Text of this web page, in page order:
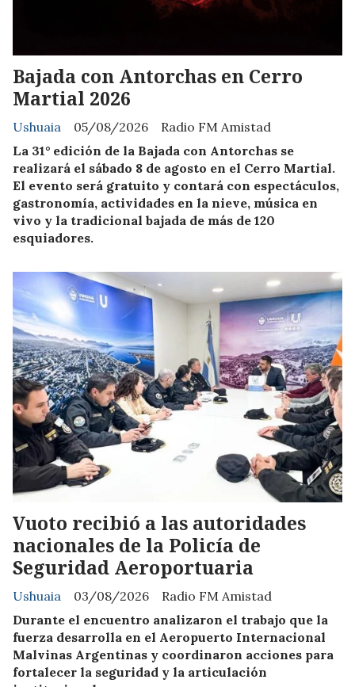
Bajada con Antorchas en Cerro
Martial 2026
Radio FM Amistad
Ushuaia
05/08/2026
La 31° edición de la Bajada con Antorchas se
realizará el sábado 8 de agosto en el Cerro Martial.
El evento será gratuito y contará con espectáculos,
gastronomía, actividades en la nieve, música en
vivo y la tradicional bajada de más de 120
esquiadores.
Vuoto recibió a las autoridades
nacionales de la Policía de
Seguridad Aeroportuaria
Radio FM Amistad
Ushuaia
03/08/2026
Durante el encuentro analizaron el trabajo que la
fuerza desarrolla en el Aeropuerto Internacional
Malvinas Argentinas y coordinaron acciones para
fortalecer la seguridad y la articulación